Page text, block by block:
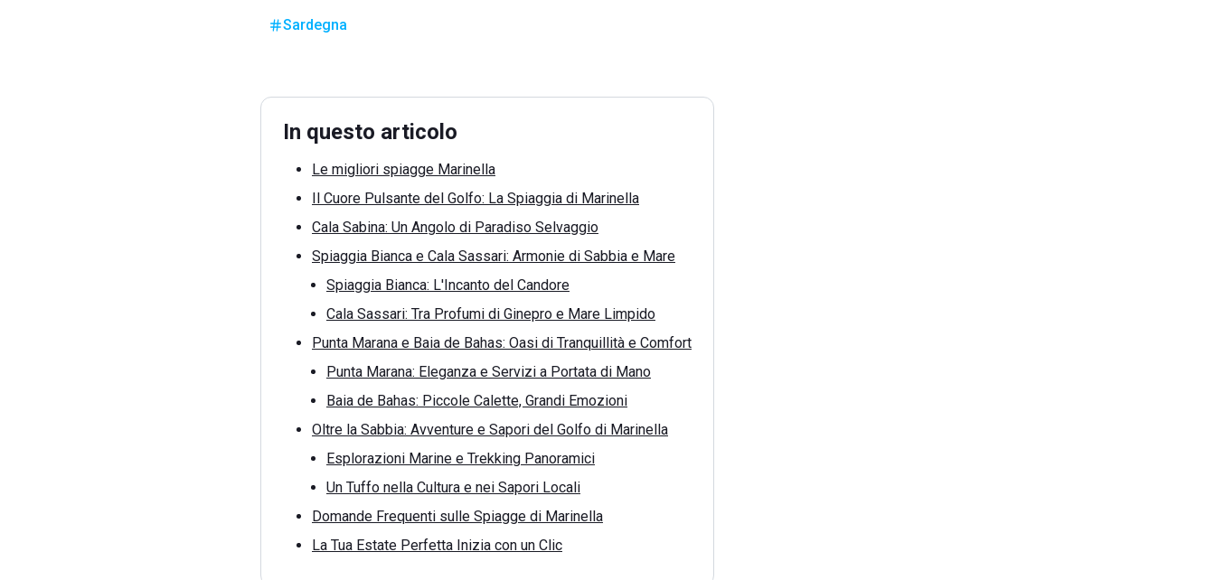
Sardegna
In questo articolo
Le migliori spiagge Marinella
Il Cuore Pulsante del Golfo: La Spiaggia di Marinella
Cala Sabina: Un Angolo di Paradiso Selvaggio
Spiaggia Bianca e Cala Sassari: Armonie di Sabbia e Mare
Spiaggia Bianca: L'Incanto del Candore
Cala Sassari: Tra Profumi di Ginepro e Mare Limpido
Punta Marana e Baia de Bahas: Oasi di Tranquillità e Comfort
Punta Marana: Eleganza e Servizi a Portata di Mano
Baia de Bahas: Piccole Calette, Grandi Emozioni
Oltre la Sabbia: Avventure e Sapori del Golfo di Marinella
Esplorazioni Marine e Trekking Panoramici
Un Tuffo nella Cultura e nei Sapori Locali
Domande Frequenti sulle Spiagge di Marinella
La Tua Estate Perfetta Inizia con un Clic